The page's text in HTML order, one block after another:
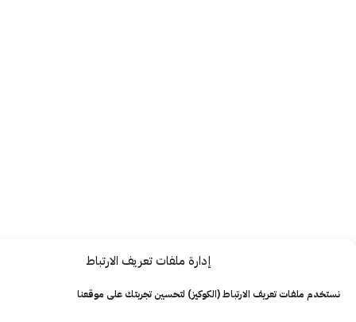
إدارة ملفات تعريف الارتباط
تعريف الارتباط (الكوكيز) لتحسين تجربتك على موقعنا